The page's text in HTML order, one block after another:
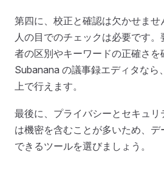
第四に、校正と確認は欠かせませ
人の目でのチェックは必要です
者の区別やキーワードの正確さを
Subanana の議事録エディタなら
上で行えます。
最後に、プライバシーとセキュ
は機密を含むことが多いため、
できるツールを選びましょう。